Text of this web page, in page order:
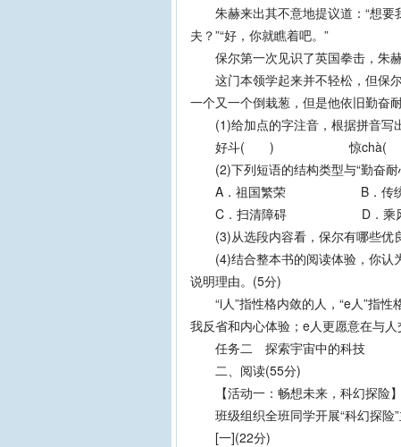
朱赫来出其不意地提议道：“想要
夫？”“好，你就瞧着吧。”
保尔第一次见识了英国拳击，朱赫
这门本领学起来并不轻松，但保尔
一个又一个倒栽葱，但是他依旧勤奋
(1)给加点的字注音，根据拼音写
好斗( ) 惊
(2)下列短语的结构类型与“勤奋
A．祖国繁荣 B．
C．扫清障碍 D．乘风
(3)从选段内容看，保尔有哪些优
(4)结合整本书的阅读体验，你认为
说明理由。(5分)
“i人”指性格内敛的人，“e人”指性
我反省和内心体验；e人更愿意在与
任务二 探索宇宙中的科技
二、阅读(55分)
【活动一：畅想未来，科幻探险】
班级组织全班同学开展“科幻探险”
[一](22分)